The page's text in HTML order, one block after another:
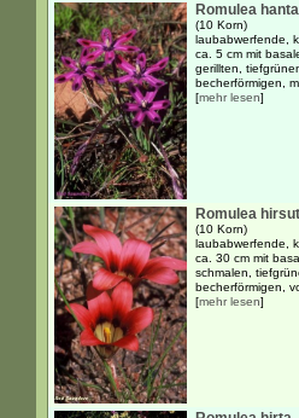
Romulea
(10 Korn)
laubabwerfende,
ca. 5 cm mit
gerillten,
becherförmigen,
[mehr lesen]
Romulea
(10 Korn)
laubabwerfende,
ca. 30 cm mit
schmalen,
becherförmigen,
[mehr lesen]